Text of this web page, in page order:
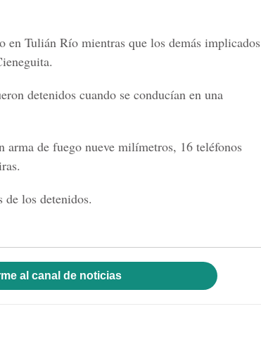
en Tulián Río mientras que los demás implicados
detenidos cuando se conducían en una
de fuego nueve milímetros, 16 teléfonos
de los detenidos.
al canal de noticias